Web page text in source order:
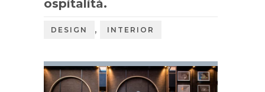
ospitalità.
DESIGN , INTERIOR